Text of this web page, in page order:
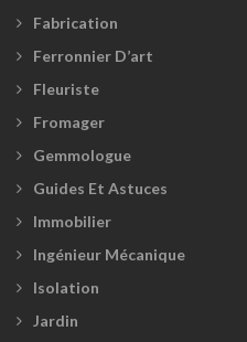
Fabrication
Ferronnier D’art
Fleuriste
Fromager
Gemmologue
Guides Et Astuces
Immobilier
Ingénieur Mécanique
Isolation
Jardin